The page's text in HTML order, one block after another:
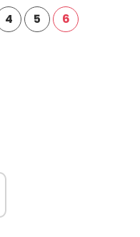
4 5 6